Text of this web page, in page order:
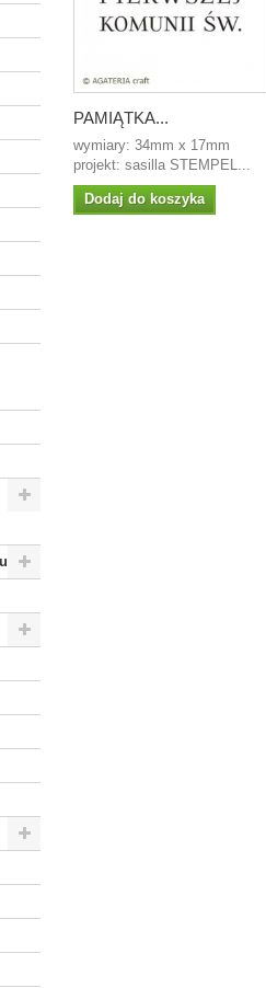
PAMIĄTKA...
wymiary: 34mm x 17mm
projekt: sasilla STEMPEL...
Dodaj do koszyka